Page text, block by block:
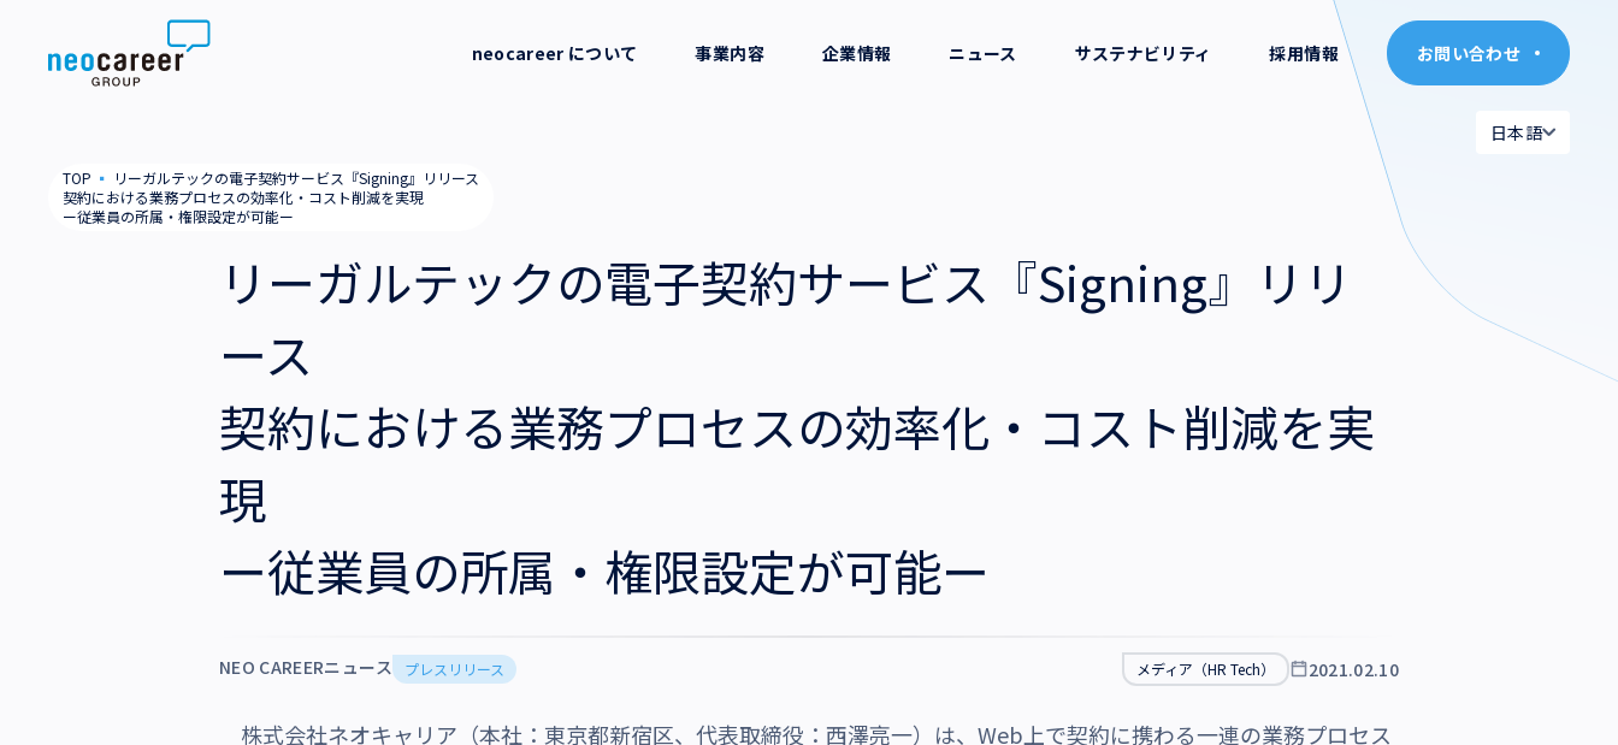
お問い合わせ
日本語
代表メッセージ
事業内容
neocareer について 事業内容
業務支援
企業情報
拠点一覧
沿革・受賞歴
ニュース サステナビリティ 採用情報 お問い合わせ
日本語
TOP ▪ リーガルテックの電子契約サービス『Signing』リリース
契約における業務プロセスの効率化・コスト削減を実現
ー従業員の所属・権限設定が可能ー
リーガルテックの電子契約サービス『Signing』リリ
ース
契約における業務プロセスの効率化・コスト削減を実
現
ー従業員の所属・権限設定が可能ー
NEO CAREERニュース プレスリリース メディア（HR Tech） 2021.02.10
株式会社ネオキャリア（本社：東京都新宿区、代表取締役：西澤亮一）は、Web上で契約に携わる一連の業務プロセス